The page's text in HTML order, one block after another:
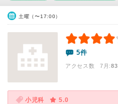
土曜（〜17:00）
5件
アクセス数 7月:83
小児科
5.0